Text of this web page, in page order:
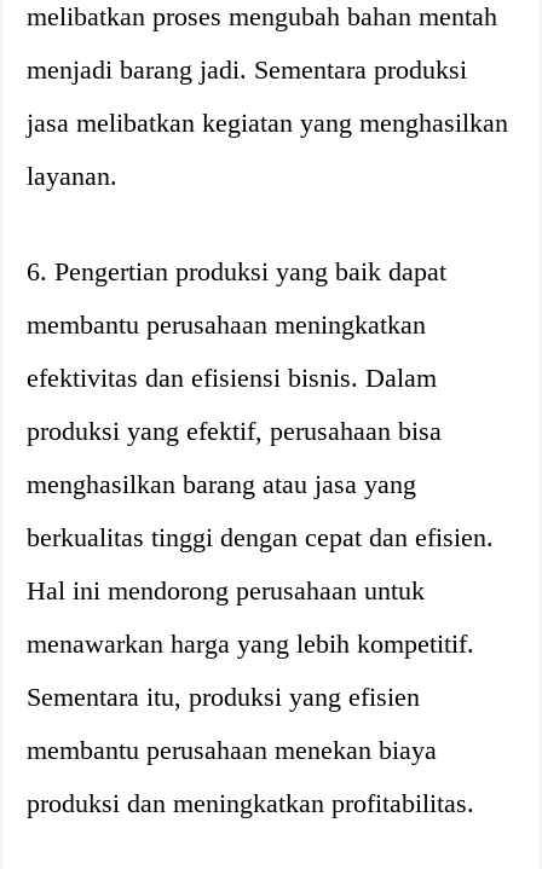
melibatkan proses mengubah bahan mentah
menjadi barang jadi. Sementara produksi
jasa melibatkan kegiatan yang menghasilkan
layanan.
6. Pengertian produksi yang baik dapat
membantu perusahaan meningkatkan
efektivitas dan efisiensi bisnis. Dalam
produksi yang efektif, perusahaan bisa
menghasilkan barang atau jasa yang
berkualitas tinggi dengan cepat dan efisien.
Hal ini mendorong perusahaan untuk
menawarkan harga yang lebih kompetitif.
Sementara itu, produksi yang efisien
membantu perusahaan menekan biaya
produksi dan meningkatkan profitabilitas.